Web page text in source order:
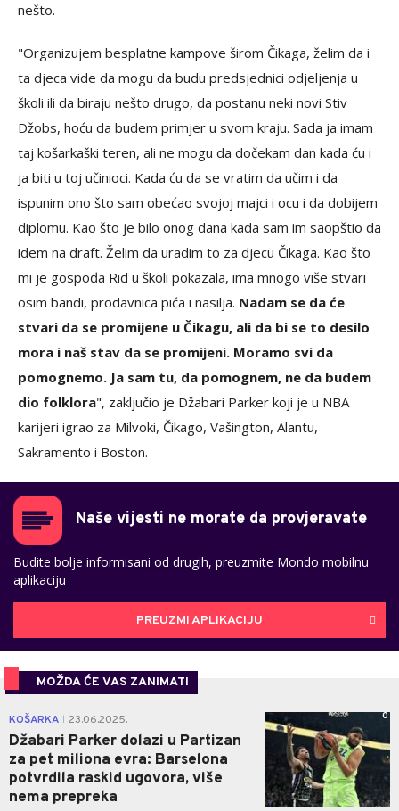
nešto.
"Organizujem besplatne kampove širom Čikaga, želim da i
ta djeca vide da mogu da budu predsjednici odjeljenja u
školi ili da biraju nešto drugo, da postanu neki novi Stiv
Džobs, hoću da budem primjer u svom kraju. Sada ja imam
taj košarkaški teren, ali ne mogu da dočekam dan kada ću i
ja biti u toj učinioci. Kada ću da se vratim da učim i da
ispunim ono što sam obećao svojoj majci i ocu i da dobijem
diplomu. Kao što je bilo onog dana kada sam im saopštio da
idem na draft. Želim da uradim to za djecu Čikaga. Kao što
mi je gospođa Rid u školi pokazala, ima mnogo više stvari
osim bandi, prodavnica pića i nasilja. Nadam se da će
stvari da se promijene u Čikagu, ali da bi se to desilo
mora i naš stav da se promijeni. Moramo svi da
pomognemo. Ja sam tu, da pomognem, ne da budem
dio folklora", zaključio je Džabari Parker koji je u NBA
karijeri igrao za Milvoki, Čikago, Vašington, Alantu,
Sakramento i Boston.
Naše vijesti ne morate da provjeravate
Budite bolje informisani od drugih, preuzmite Mondo mobilnu
aplikaciju
PREUZMI APLIKACIJU
MOŽDA ĆE VAS ZANIMATI
KOŠARKA 23.06.2025.
Džabari Parker dolazi u Partizan
za pet miliona evra: Barselona
potvrdila raskid ugovora, više
nema prepreka
0